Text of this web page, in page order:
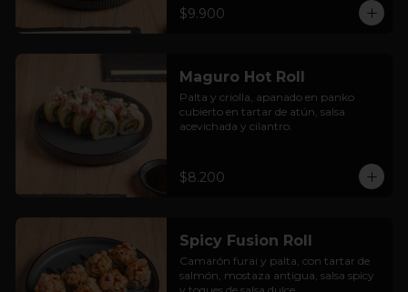
$9.900
Maguro Hot Roll
Palta y criolla, apanado en panko
cubierto en tartar de atún, salsa
acevichada y cilantro.
$8.200
Spicy Fusion Roll
Camarón furai y palta, con tartar de
salmón, mostaza antigua, salsa spicy